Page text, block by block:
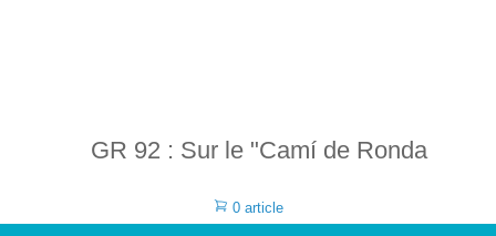
GR 92 : Sur le "Camí de Ronda
0 article